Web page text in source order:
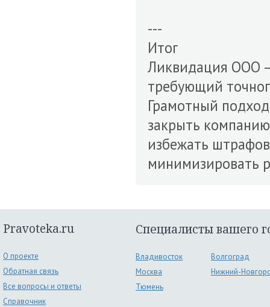
---
Итог
Ликвидация ООО
требующий
Грамотный
закрыть
избежать штрафов
минимизировать
Pravoteka.ru
О проекте
Обратная связь
Все вопросы и ответы
Справочник
Специалисты вашего
Владивосток
Волгоград
Москва
Нижний-
Тюмень